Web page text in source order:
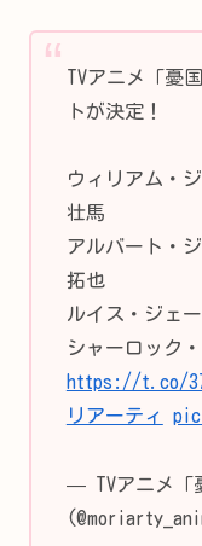
TVアニメ「憂
トが決定！
ウィリアム・
壮馬
アルバート・
拓也
ルイス・ジェ
シャーロック
https://t.co/
リアーティ
— TVアニメ「